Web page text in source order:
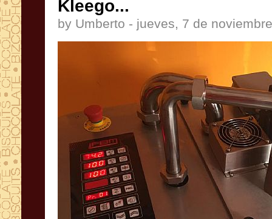
Kleego...
by Umberto - jueves, 7 de